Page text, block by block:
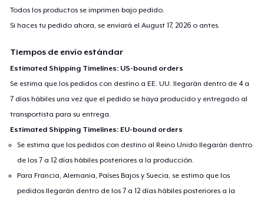
Todos los productos se imprimen bajo pedido.
Si haces tu pedido ahora, se enviará elAugust 17, 2026 o antes.
Tiempos de envío estándar
Estimated Shipping Timelines: US-bound orders
Se estima que los pedidos con destino a EE. UU. llegarán dentro de 4 a
7 días hábiles una vez que el pedido se haya producido y entregado al
transportista para su entrega.
Estimated Shipping Timelines: EU-bound orders
Se estima que los pedidos con destino al Reino Unido llegarán dentro
de los 7 a 12 días hábiles posteriores a la producción.
Para Francia, Alemania, Países Bajos y Suecia, se estima que los
pedidos llegarán dentro de los 7 a 12 días hábiles posteriores a la